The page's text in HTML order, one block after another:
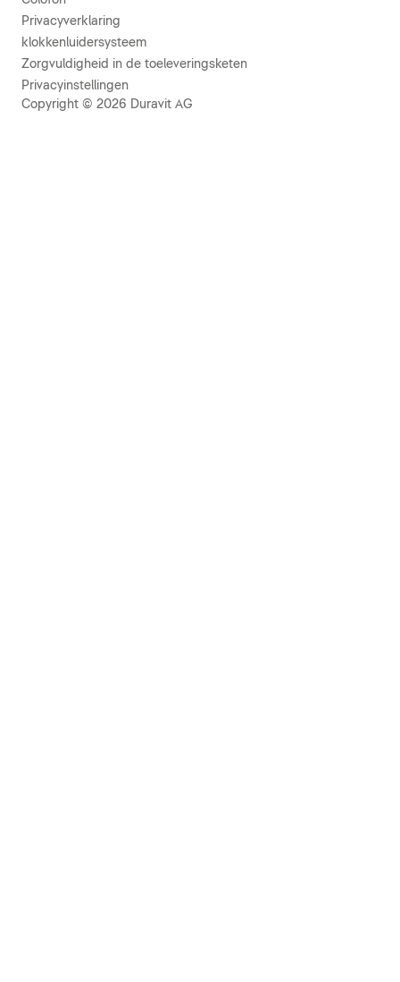
Privacyverklaring
klokkenluidersysteem
Zorgvuldigheid in de toeleveringsketen
Privacyinstellingen
Copyright © 2026 Duravit AG